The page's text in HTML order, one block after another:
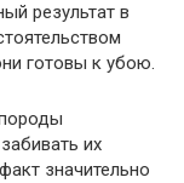
результат в
готовы к убою.
их
значительно